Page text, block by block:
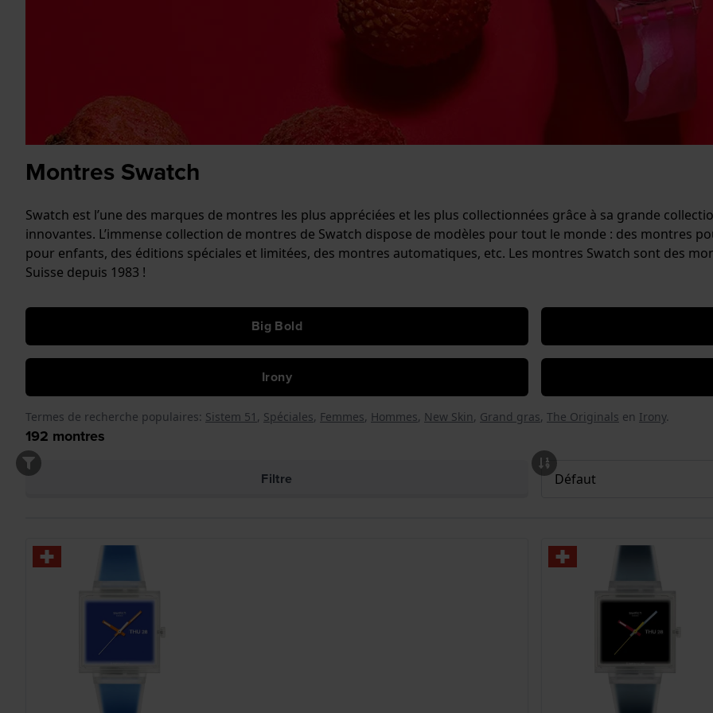
Montres Swatch
Swatch est l’une des marques de montres les plus appréciées et les plus collectionnées grâce à sa grande
innovantes. L’immense collection de montres de Swatch dispose de modèles pour tout le monde : des montres
pour enfants, des éditions spéciales et limitées, des montres automatiques, etc. Les montres Swatch sont des
Suisse depuis 1983 !
Big Bold
Irony
Termes de recherche populaires: Sistem 51 , Spéciales, Femmes, Hommes, New Skin, Grand gras, The Originals en Irony.
192 montres
Filtre